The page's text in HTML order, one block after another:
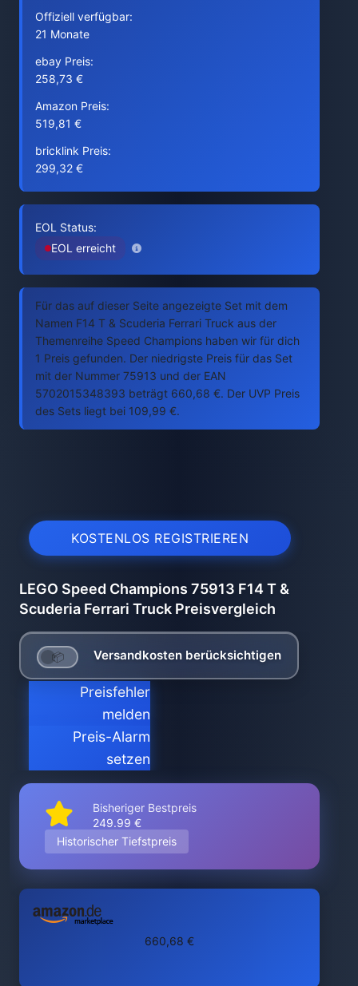
Offiziell verfügbar:
21 Monate
ebay Preis:
258,73 €
Amazon Preis:
519,81 €
bricklink Preis:
299,32 €
EOL Status:
EOL erreicht
Für das auf dieser Seite angezeigte Set mit dem
Namen F14 T & Scuderia Ferrari Truck aus der
Themenreihe Speed Champions haben wir für dich
1 Preis gefunden. Der niedrigste Preis für das Set
mit der Nummer 75913 und der EAN
5702015348393 beträgt 660,68 €. Der UVP Preis
des Sets liegt bei 109,99 €.
KOSTENLOS REGISTRIEREN
LEGO Speed Champions 75913 F14 T &
Scuderia Ferrari Truck Preisvergleich
Versandkosten berücksichtigen
Preisfehler
melden
Preis-Alarm
setzen
Bisheriger Bestpreis
249.99 €
Historischer Tiefstpreis
660,68 €